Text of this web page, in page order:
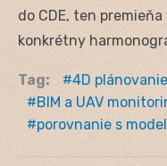
do CDE, ten
konkrétny
Tag: 4D plánovanie
BIM a UAV
porovnanie s